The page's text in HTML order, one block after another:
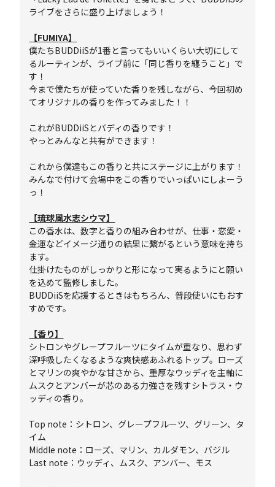
ライブをさらに盛り上げましょう！
【FUMIYA】
僕たちBUDDiiSが1番と言ってもいいくらい大切にして
るルーティンが、ライブ前に「同じ香りを纏うこと」で
す！
今まで僕たちが使っていた香りを残しながら、今回初め
てオリジナルの香りを作ってみました！！
これがBUDDiiSとバディの香りです！
やっとみんなと共有ができます！
これから僕達もこの香りと共にステージに上がります！
みんなで付けて会場中をこの香りでいっぱいにしよーう
っ！
【琉球風水志シウマ】
この香水は、数字と香りの組み合わせが、仕事・恋愛・
金運などイメージ通りの結果に繋がるという意味を持ち
ます。
仕掛けたものがしっかりと形になって実るようにと願い
を込めて監修しました。
BUDDiiSを応援するときはもちろん、普段使いにもおす
すめです。
【香り】
シトロンやグレープフルーツにタイムが重なり、思わず
深呼吸したくなるような爽快感あふれるトップ。ローズ
とマリンの爽やかな甘さから、重厚なウッディを主軸に
ムスクとアンバーが芯のある力強さを残すシトラス・ウ
ッディの香り。
Top note：シトロン、グレープフルーツ、グリーン、タ
イム
Middle note：ローズ、マリン、カルダモン、バジル
Last note：ウッディ、ムスク、アンバー、モス